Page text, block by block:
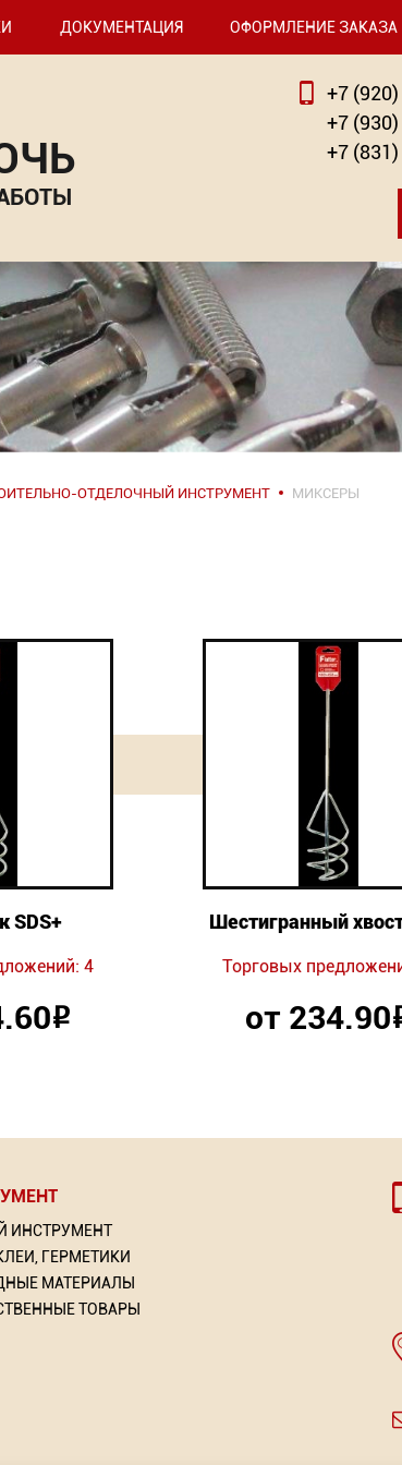
ДОКУМЕНТАЦИЯ ОФОРМЛЕНИЕ ЗАКАЗА
+7 (920)
+7 (930)
+7 (831)
ОТДЕЛОЧНЫЙ ИНСТРУМЕНТ МИКСЕРЫ
SDS+
4
Р
Шестигранный
Торговых
от 234.90
ИНСТРУМЕНТ
ГЕРМЕТИКИ
МАТЕРИАЛЫ
ТОВАРЫ